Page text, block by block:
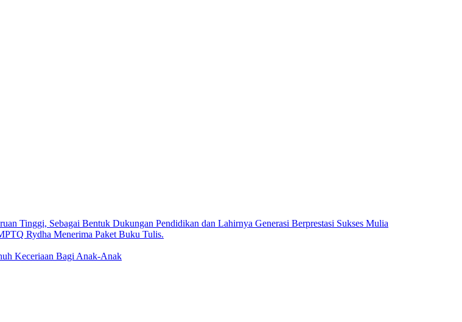
Tinggi, Sebagai Bentuk Dukungan Pendidikan dan Lahirnya Generasi Berprestasi Sukses Mulia
Rydha Menerima Paket Buku Tulis.
Keceriaan Bagi Anak-Anak